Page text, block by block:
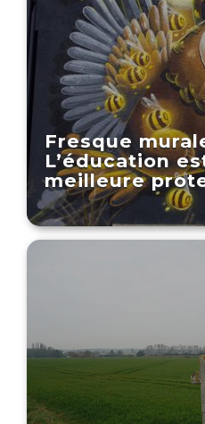
Fresque
L’éducation
meilleure